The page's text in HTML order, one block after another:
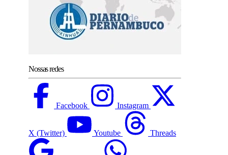
Nossas redes
Facebook Instagram
X (Twitter) Youtube Threads